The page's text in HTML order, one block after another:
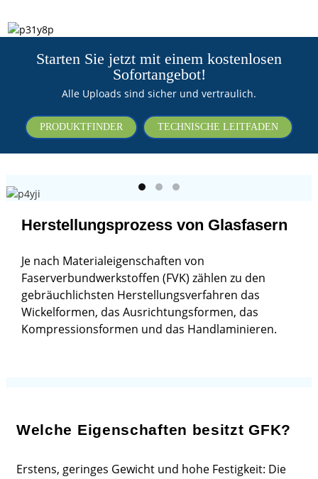
Starten Sie jetzt mit einem kostenlosen
Sofortangebot!
Alle Uploads sind sicher und vertraulich.
PRODUKTFINDER TECHNISCHE LEITFADEN
Herstellungsprozess von Glasfasern
Je nach Materialeigenschaften von
Faserverbundwerkstoffen (FVK) zählen zu den
gebräuchlichsten Herstellungsverfahren das
Wickelformen, das Ausrichtungsformen, das
Kompressionsformen und das Handlaminieren.
Welche Eigenschaften besitzt GFK?
Erstens, geringes Gewicht und hohe Festigkeit: Die